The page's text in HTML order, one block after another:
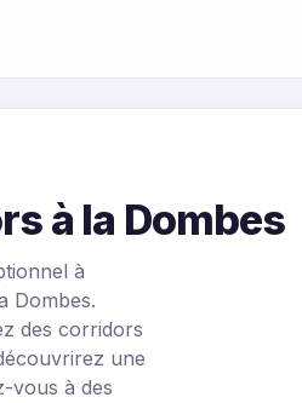
à la Dombes
à
Dombes.
des corridors
une
vous à des